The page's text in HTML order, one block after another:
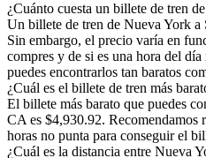
¿Cuánto cuesta un billete de tren
Un billete de tren de Nueva York a
Sin embargo, el precio varía en
compres y de si es una hora del
puedes encontrarlos tan baratos
¿Cuál es el billete de tren más
El billete más barato que puedes
CA es $4,930.92. Recomendamos
horas no punta para conseguir el
¿Cuál es la distancia entre Nueva